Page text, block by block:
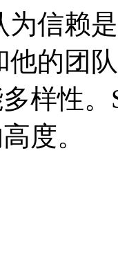
为信赖
他的团
样性
度。